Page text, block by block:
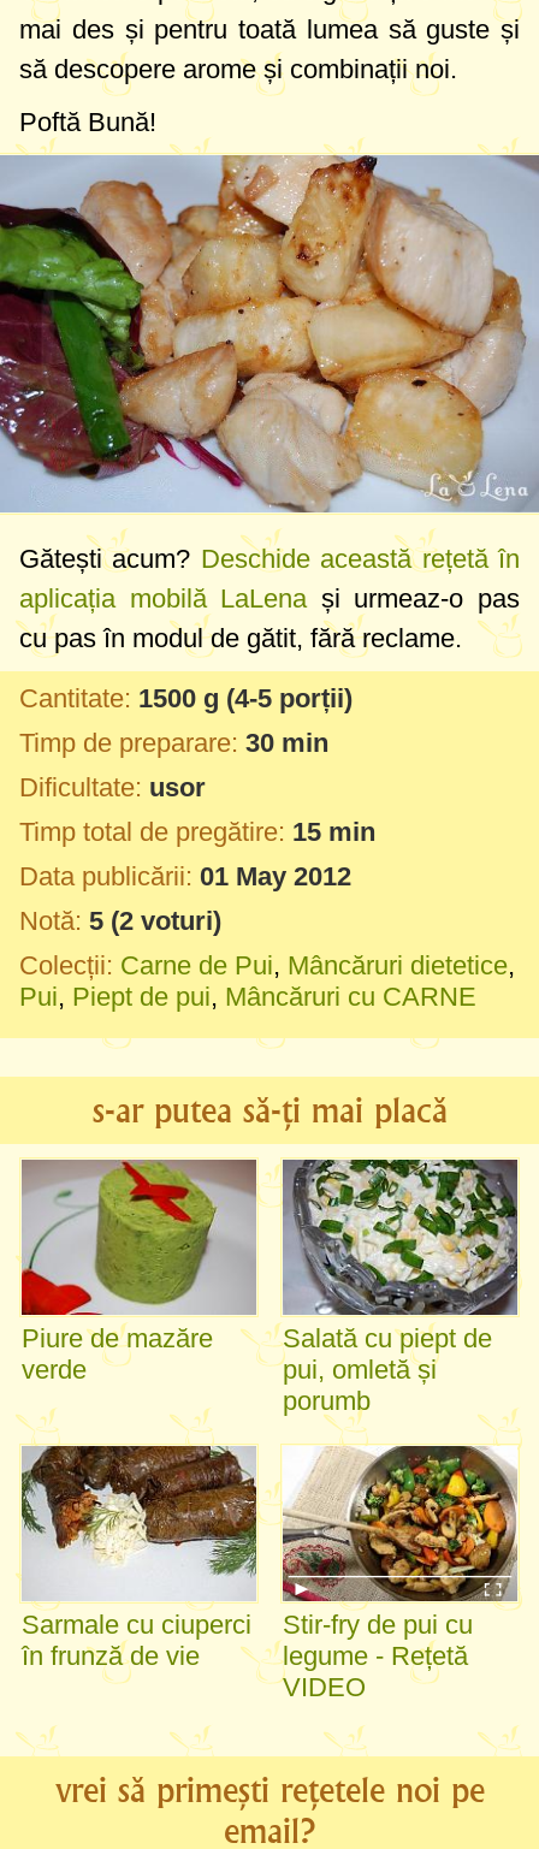
mai des și pentru toată lumea să guste și
să descopere arome și combinații noi.
Poftă Bună!
Gătești acum? Deschide această rețetă în
aplicația mobilă LaLenași urmeaz-o pas
cu pas în modul de gătit, fără reclame.
Cantitate: 1500 g (4-5 porții)
Timp de preparare: 30 min
Dificultate: usor
Timp total de pregătire: 15 min
Data publicării: 01 May 2012
Notă: 5 (2 voturi)
Colecții: Carne de Pui, Mâncăruri dietetice,
Pui, Piept de pui, Mâncăruri cu CARNE
s-ar putea să-ți mai placă
Piure de mazăre
verde
Salată cu piept de
pui, omletă și
porumb
Sarmale cu ciuperci
în frunză de vie
Stir-fry de pui cu
legume - Rețetă
VIDEO
vrei să primești rețetele noi pe
email?